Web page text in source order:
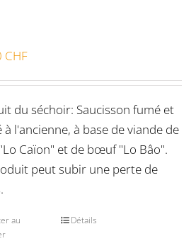
(6)
(0)
CHF
du séchoir: Saucisson fumé et
à l'ancienne, à base de viande de
Caïon" et de bœuf "Lo Bâo".
peut subir une perte de
au
Détails